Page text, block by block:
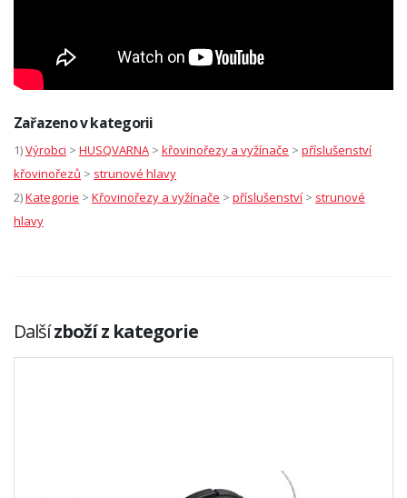
Zařazeno v kategorii
1)Výrobci > HUSQVARNA > křovinořezy a vyžínače > příslušenství
křovinořezů > strunové hlavy
2)Kategorie > Křovinořezy a vyžínače > příslušenství > strunové
hlavy
Dalšízboží z kategorie